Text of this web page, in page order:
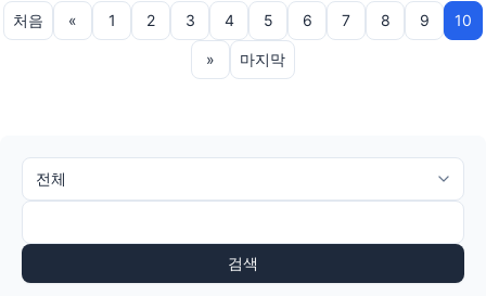
처음 « 1 2 3 4 5 6 7 8 9 10
» 마지막
검색